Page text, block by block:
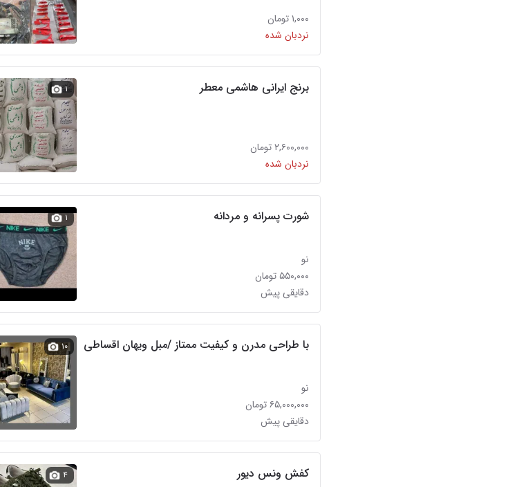
۱,۰۰۰ تومان
نردبان شده
برنج ایرانی هاشمی معطر
۲,۶۰۰,۰۰۰ تومان
نردبان شده
۱
شورت پسرانه و مردانه
نو
۵۵۰,۰۰۰ تومان
دقایقی پیش
۱
با طراحی مدرن و کیفیت ممتاز /مبل ویهان اقساطی
نو
۶۵,۰۰۰,۰۰۰ تومان
دقایقی پیش
۱۰
کفش ونس دیور ۴